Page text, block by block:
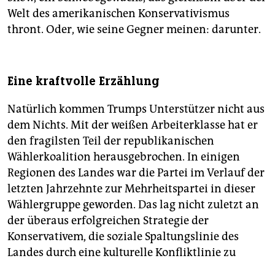
Welt des amerikanischen Konservativismus
thront. Oder, wie seine Gegner meinen: darunter.
Eine kraftvolle Erzählung
Natürlich kommen Trumps Unterstützer nicht aus
dem Nichts. Mit der weißen Arbeiterklasse hat er
den fragilsten Teil der republikanischen
Wählerkoalition herausgebrochen. In einigen
Regionen des Landes war die Partei im Verlauf der
letzten Jahrzehnte zur Mehrheitspartei in dieser
Wählergruppe geworden. Das lag nicht zuletzt an
der überaus erfolgreichen Strategie der
Konservativem, die soziale Spaltungslinie des
Landes durch eine kulturelle Konfliktlinie zu